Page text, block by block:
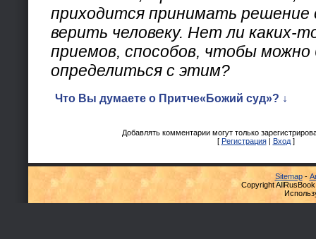
приходится принимать
верить человеку. Нет ли каких-
приемов, способов, чтобы можно
определиться с этим?
Что Вы думаете о Притче«Божий суд»? ↓
Добавлять комментарии могут только
[ Регистрация| Вход]
Sitemap-
Copyright